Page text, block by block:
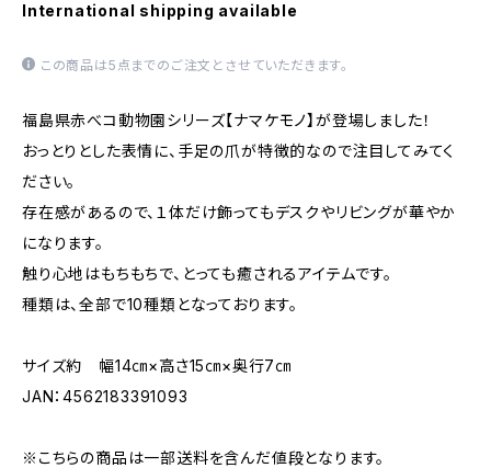
International shipping available
この商品は5点までのご注文とさせていただきます。
福島県赤べコ動物園シリーズ【ナマケモノ】が登場しました！
おっとりとした表情に、手足の爪が特徴的なので注目してみてく
ださい。
存在感があるので、１体だけ飾ってもデスクやリビングが華やか
になります。
触り心地はもちもちで、とっても癒されるアイテムです。
種類は、全部で10種類となっております。
サイズ約 幅14㎝×高さ15㎝×奥行7㎝
JAN：4562183391093
※こちらの商品は一部送料を含んだ値段となります。